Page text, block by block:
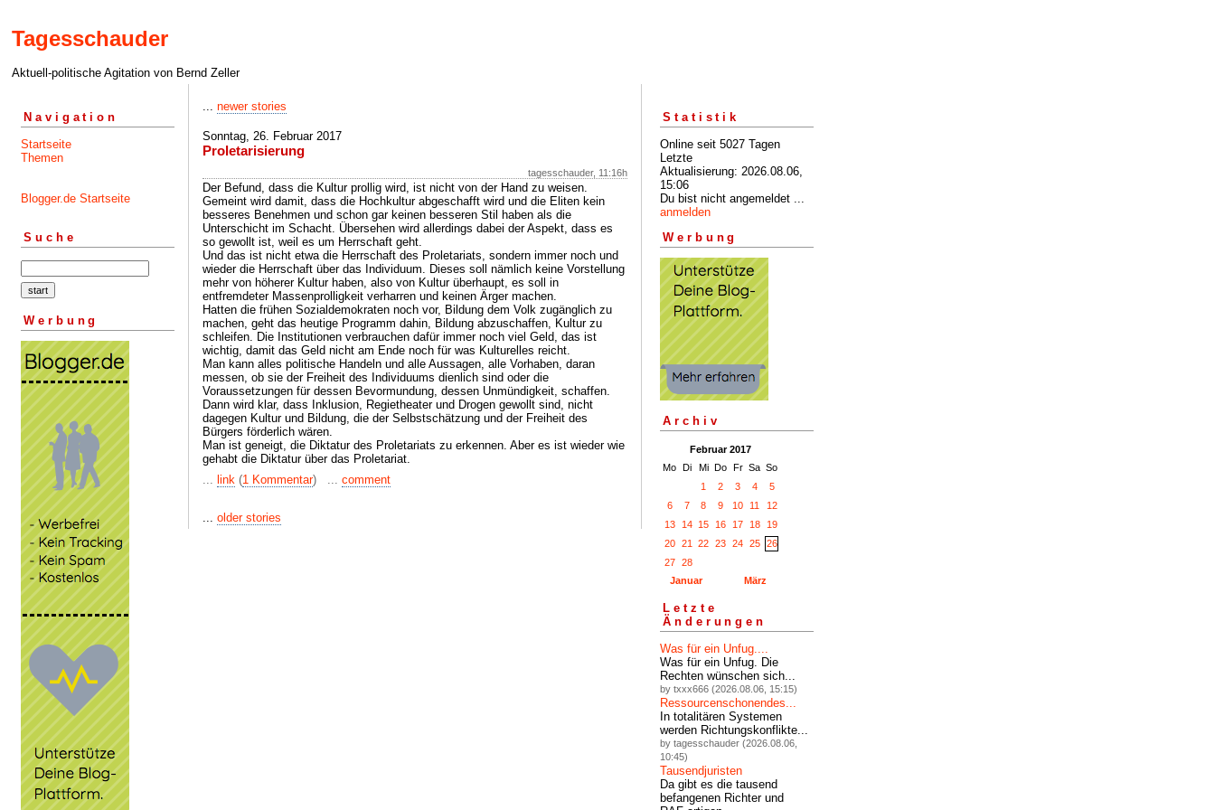
Tagesschauder
Aktuell-politische Agitation von Bernd Zeller
Navigation
Startseite
Themen
Blogger.de Startseite
Suche
Werbung
... newer stories
Sonntag, 26. Februar 2017
Proletarisierung
tagesschauder, 11:16h
Der Befund, dass die Kultur prollig wird, ist nicht von der Hand zu weisen.
Gemeint wird damit, dass die Hochkultur abgeschafft wird und die Eliten kein
besseres Benehmen und schon gar keinen besseren Stil haben als die
Unterschicht im Schacht. Übersehen wird allerdings dabei der Aspekt, dass es
so gewollt ist, weil es um Herrschaft geht.
Und das ist nicht etwa die Herrschaft des Proletariats, sondern immer noch und
wieder die Herrschaft über das Individuum. Dieses soll nämlich keine Vorstellung
mehr von höherer Kultur haben, also von Kultur überhaupt, es soll in
entfremdeter Massenprolligkeit verharren und keinen Ärger machen.
Hatten die frühen Sozialdemokraten noch vor, Bildung dem Volk zugänglich zu
machen, geht das heutige Programm dahin, Bildung abzuschaffen, Kultur zu
schleifen. Die Institutionen verbrauchen dafür immer noch viel Geld, das ist
wichtig, damit das Geld nicht am Ende noch für was Kulturelles reicht.
Man kann alles politische Handeln und alle Aussagen, alle Vorhaben, daran
messen, ob sie der Freiheit des Individuums dienlich sind oder die
Voraussetzungen für dessen Bevormundung, dessen Unmündigkeit, schaffen.
Dann wird klar, dass Inklusion, Regietheater und Drogen gewollt sind, nicht
dagegen Kultur und Bildung, die der Selbstschätzung und der Freiheit des
Bürgers förderlich wären.
Man ist geneigt, die Diktatur des Proletariats zu erkennen. Aber es ist wieder wie
gehabt die Diktatur über das Proletariat.
... link (1 Kommentar) ... comment
... older stories
Statistik
Online seit 5027 Tagen
Letzte
Aktualisierung: 2026.08.06,
15:06
Du bist nicht angemeldet ...
anmelden
Werbung
Archiv
Februar 2017
Mo Di Mi Do Fr Sa So
1
2 3 4
5
6
7 8 9 10 11
12
13
14 15 16 17 18
19
20
21 22 23 24 25
26
27
28
Januar
März
Letzte
Änderungen
Was für ein Unfug....
Was für ein Unfug. Die
Rechten wünschen sich...
by txxx666 (2026.08.06, 15:15)
Ressourcenschonendes...
In totalitären Systemen
werden Richtungskonflikte...
by tagesschauder (2026.08.06,
10:45)
Tausendjuristen
Da gibt es die tausend
befangenen Richter und